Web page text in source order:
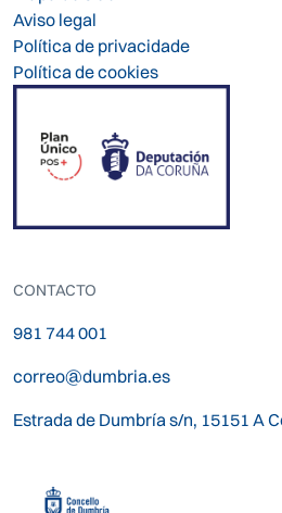
Aviso legal
Política de privacidade
Política de cookies
CONTACTO
981 744 001
correo@dumbria.es
Estrada de Dumbría s/n, 15151 A